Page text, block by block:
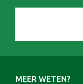
MEER WETEN?